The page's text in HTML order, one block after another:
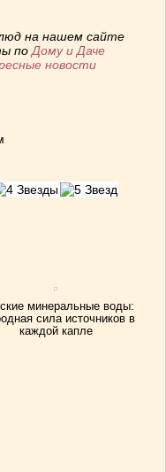
на нашем сайте
по Дому и Даче
новости
минеральные воды:
сила источников в
каждой капле